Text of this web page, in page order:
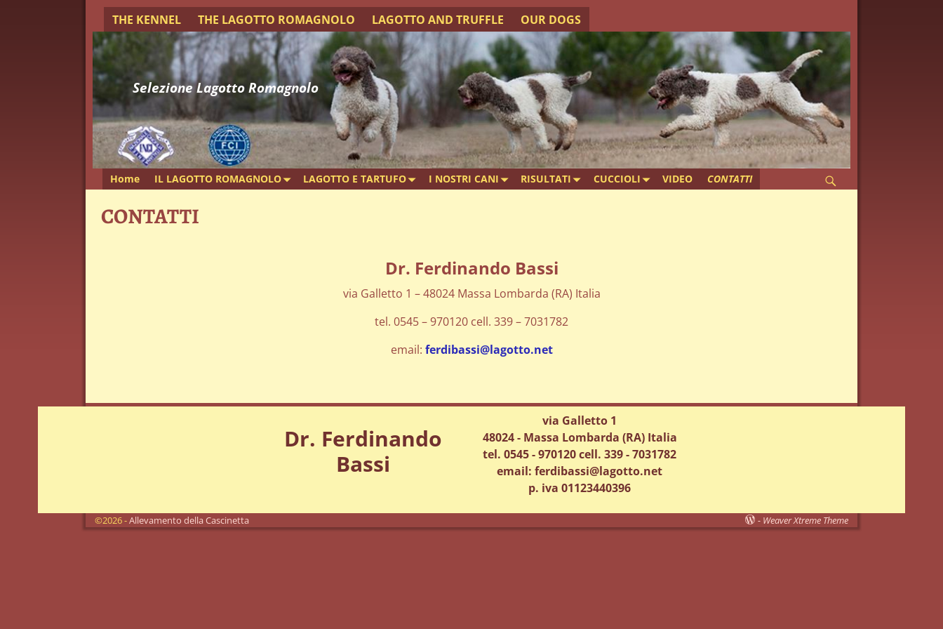
THE KENNEL THE LAGOTTO ROMAGNOLO LAGOTTO AND TRUFFLE OUR DOGS
Selezione Lagotto Romagnolo
Home IL LAGOTTO ROMAGNOLO LAGOTTO E TARTUFO I NOSTRI CANI RISULTATI CUCCIOLI VIDEO CONTATTI
CONTATTI
Dr. Ferdinando Bassi
via Galletto 1 – 48024 Massa Lombarda (RA) Italia
tel. 0545 – 970120 cell. 339 – 7031782
email: ferdibassi@lagotto.net
Dr. Ferdinando
Bassi
via Galletto 1
48024 - Massa Lombarda (RA) Italia
tel. 0545 - 970120 cell. 339 - 7031782
email: ferdibassi@lagotto.net
p. iva 01123440396
©2026 -Allevamento della Cascinetta - Weaver Xtreme Theme